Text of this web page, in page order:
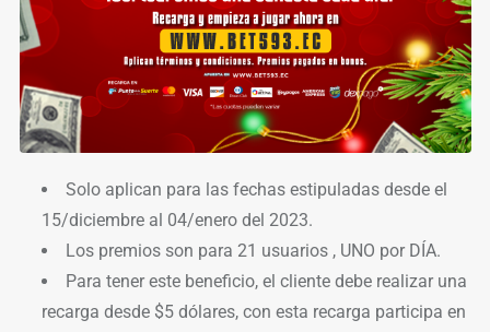
Solo aplican para las fechas estipuladas desde el
15/diciembre al 04/enero del 2023.
Los premios son para 21 usuarios , UNO por DÍA.
Para tener este beneficio, el cliente debe realizar una
recarga desde $5 dólares, con esta recarga participa en